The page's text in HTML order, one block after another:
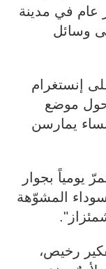
عام في مدينة
وسائل
إنستغرام
حول موضع
يمارسن
يومياً بجوار
المشوّهة
رخيص،